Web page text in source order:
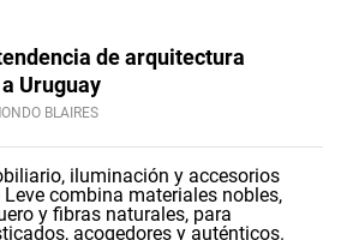
de arquitectura
Uruguay
BLAIRES